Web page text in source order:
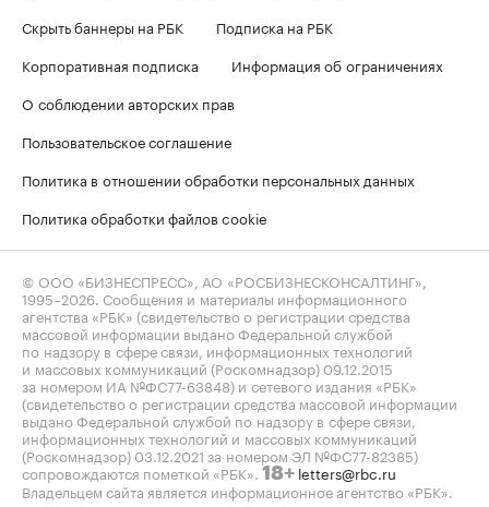
Скрыть баннеры на РБК
Подписка на РБК
Корпоративная подписка
Информация об ограничениях
О соблюдении авторских прав
Пользовательское соглашение
Политика в отношении обработки персональных данных
Политика обработки файлов cookie
© ООО «БИЗНЕСПРЕСС», АО «РОСБИЗНЕСКОНСАЛТИНГ»,
1995–2026 . Сообщения и материалы информационного
агентства «РБК» (свидетельство о регистрации средства
массовой информации выдано Федеральной службой
по надзору в сфере связи, информационных технологий
и массовых коммуникаций (Роскомнадзор) 09.12.2015
за номером ИА №ФС77-63848) и сетевого издания «РБК»
(свидетельство о регистрации средства массовой информации
выдано Федеральной службой по надзору в сфере связи,
информационных технологий и массовых коммуникаций
(Роскомнадзор) 03.12.2021 за номером ЭЛ №ФС77-82385)
сопровождаются пометкой «РБК». 18+ letters@rbc.ru
Владельцем сайта является информационное агентство «РБК».